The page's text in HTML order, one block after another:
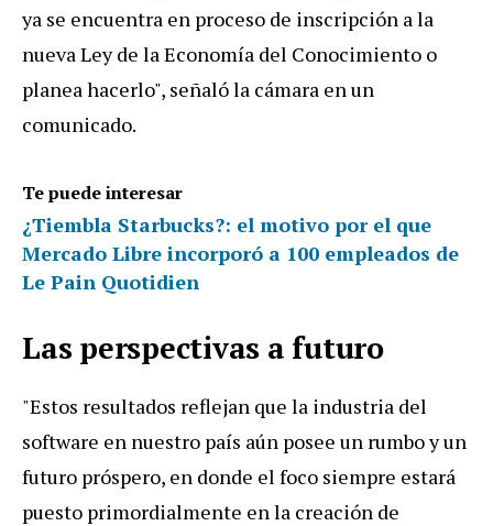
ya se encuentra en proceso de inscripción a la
nueva Ley de la Economía del Conocimiento o
planea hacerlo", señaló la cámara en un
comunicado.
Te puede interesar
¿Tiembla Starbucks?: el motivo por el que
Mercado Libre incorporó a 100 empleados de
Le Pain Quotidien
Las perspectivas a futuro
"Estos resultados reflejan que la industria del
software en nuestro país aún posee un rumbo y un
futuro próspero, en donde el foco siempre estará
puesto primordialmente en la creación de